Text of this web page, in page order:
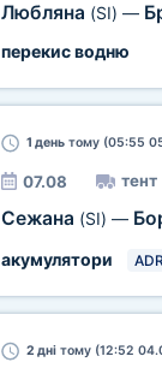
Любляна (SI) —
перекис водню
1 деньтому (05:55
07.08 тент
Сежана (SI) —
акумулятори
2 днітому (12:52